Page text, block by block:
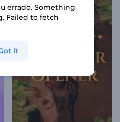
errado. Something
Failed to fetch
it